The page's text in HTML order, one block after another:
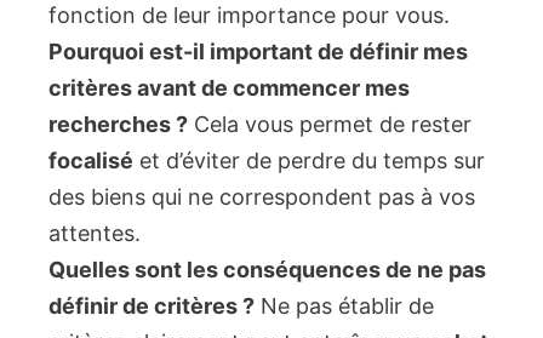
fonction de leur importance pour vous.
Pourquoi est-il important de définir mes
critères avant de commencer mes
recherches ? Cela vous permet de rester
focalisé et d’éviter de perdre du temps sur
des biens qui ne correspondent pas à vos
attentes.
Quelles sont les conséquences de ne pas
définir de critères ? Ne pas établir de